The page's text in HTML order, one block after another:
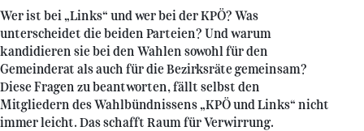
Wer ist bei „Links“ und wer bei der KPÖ? Was
unterscheidet die beiden Parteien? Und warum
kandidieren sie bei den Wahlen sowohl für den
Gemeinderat als auch für die Bezirksräte gemeinsam?
Diese Fragen zu beantworten, fällt selbst den
Mitgliedern des Wahlbündnissens „KPÖ und Links“ nicht
immer leicht. Das schafft Raum für Verwirrung.